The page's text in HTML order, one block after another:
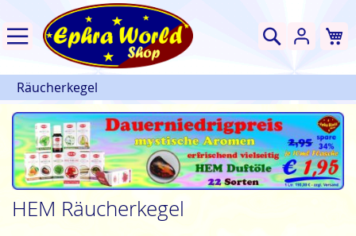
Suche
Räucherkegel
HEM Räucherkegel